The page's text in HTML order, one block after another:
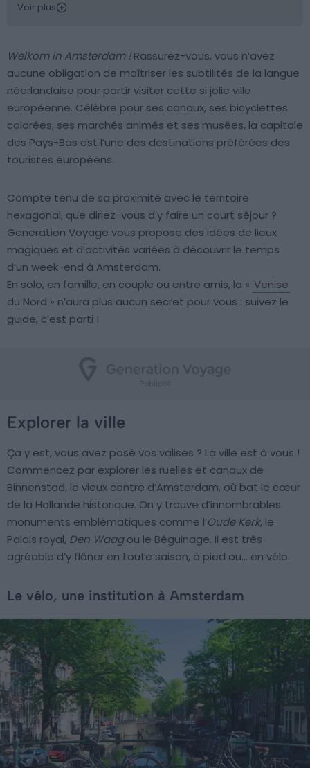
Voir plus
Welkom in Amsterdam !Rassurez-vous, vous n’avez
aucune obligation de maîtriser les subtilités de la langue
néerlandaise pour partir visiter cette si jolie ville
européenne. Célèbre pour ses canaux, ses bicyclettes
colorées, ses marchés animés et ses musées, la capitale
des Pays-Bas est l’une des destinations préférées des
touristes européens.
Compte tenu de sa proximité avec le territoire
hexagonal, que diriez-vous d’y faire un court séjour ?
Generation Voyage vous propose des idées de lieux
magiques et d’activités variées à découvrir le temps
d’un week-end à Amsterdam.
En solo, en famille, en couple ou entre amis, la « Venise
du Nord » n’aura plus aucun secret pour vous : suivez le
guide, c’est parti !
Explorer la ville
Ça y est, vous avez posé vos valises ? La ville est à vous !
Commencez par explorer les ruelles et canaux de
Binnenstad, le vieux centre d’Amsterdam, où bat le cœur
de la Hollande historique. On y trouve d’innombrables
monuments emblématiques comme l’Oude Kerk, le
Palais royal, Den Waagou le Béguinage. Il est très
agréable d’y flâner en toute saison, à pied ou… en vélo.
Le vélo, une institution à Amsterdam